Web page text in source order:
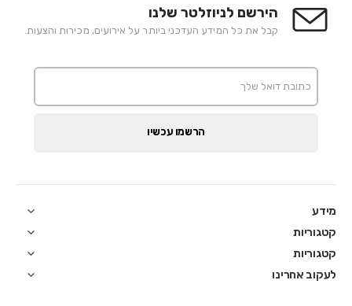
הירשם לניוזלטר שלנו
קבל את כל המידע העדכני ביותר על אירועים, מכירות והצעות.
הרשמו עכשיו
מידע
קטגוריות
קטגוריות
לעקוב אחרינו